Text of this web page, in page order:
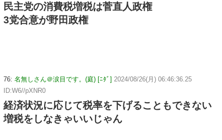
民主党の消費税増税は菅直人政権
3党合意が野田政権
76: 名無しさん＠涙目です。(庭) [ﾆﾀﾞ] 2024/08/26(月) 06:46:36.25
ID:W6//pXNR0
経済状況に応じて税率を下げることもできない
増税をしなきゃいいじゃん